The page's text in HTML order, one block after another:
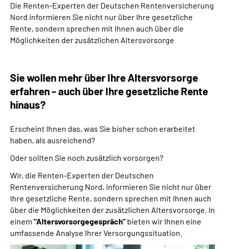
Karriere
Über uns
Inhalte in Gebärdensprache (DGS)
Mein Kundenportal
Die Renten-Experten der Deutschen Rentenversicherung
Nord informieren Sie nicht nur über Ihre gesetzliche
Rente, sondern sprechen mit Ihnen auch über die
Möglichkeiten der zusätzlichen Altersvorsorge
Sie wollen mehr über Ihre Altersvorsorge
erfahren - auch über Ihre gesetzliche Rente
hinaus?
Erscheint Ihnen das, was Sie bisher schon erarbeitet
haben, als ausreichend?
Oder sollten Sie noch zusätzlich vorsorgen?
Wir, die Renten-Experten der Deutschen
Rentenversicherung Nord, informieren Sie nicht nur über
Ihre gesetzliche Rente, sondern sprechen mit Ihnen auch
über die Möglichkeiten der zusätzlichen Altersvorsorge. In
einem "Altersvorsorgegespräch" bieten wir Ihnen eine
umfassende Analyse Ihrer Versorgungssituation.